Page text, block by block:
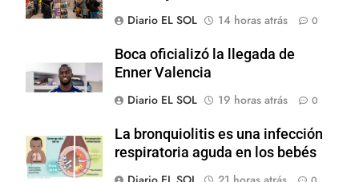
Diario EL SOL
14 horas atrás 0
Boca oficializó la llegada de
Enner Valencia
Diario EL SOL
19 horas atrás 0
La bronquiolitis es una infección
respiratoria aguda en los bebés